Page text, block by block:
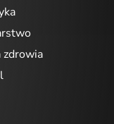
zdrowia